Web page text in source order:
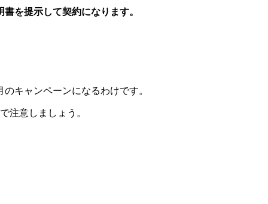
を提示して契約になります。
キャンペーンになるわけです。
注意しましょう。